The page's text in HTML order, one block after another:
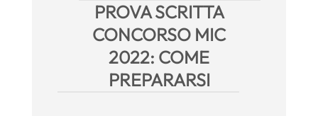
PROVA SCRITTA
CONCORSO MIC
2022: COME
PREPARARSI